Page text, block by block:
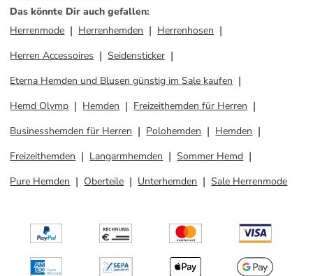
Das könnte Dir auch gefallen:
Herrenmode
Herrenhemden
Herrenhosen
Herren Accessoires
Seidensticker
Eterna Hemden und Blusen günstig im Sale kaufen
Hemd Olymp
Hemden
Freizeithemden für Herren
Businesshemden für Herren
Polohemden
Hemden
Freizeithemden
Langarmhemden
Sommer Hemd
Pure Hemden
Oberteile Unterhemden Sale Herrenmode